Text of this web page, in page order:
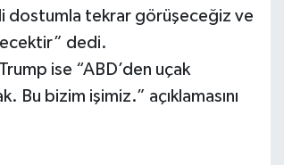
dostumla tekrar görüşeceğiz ve
dedi.
ise “ABD’den uçak
Bu bizim işimiz.” açıklamasını